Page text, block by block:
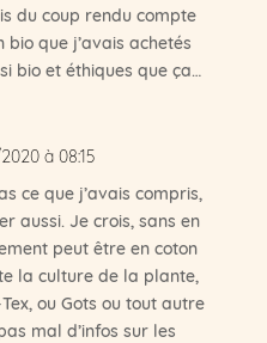
du coup rendu compte
que j’avais achetés
bio et éthiques que ça…
à 08:15
ce que j’avais compris,
aussi. Je crois, sans en
peut être en coton
la culture de la plante,
ou Gots ou tout autre
mal d’infos sur les